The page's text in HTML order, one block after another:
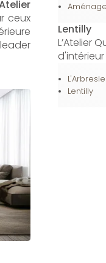
ceux
Lentilly
L’Atelier
L'Arbresle
Lentilly